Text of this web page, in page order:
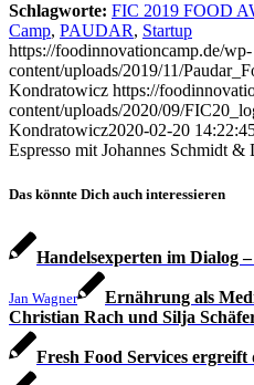
Schlagworte: FIC 2019 FOOD
Camp, PAUDAR, Startup
https://foodinnovationcamp.de/wp-
content/uploads/2019/11/
Kondratowicz https://
content/uploads/2020/09/
Kondratowicz2020-02-20
Espresso mit Johannes Schmidt
Das könnte Dich auch interessieren
Handelsexperten im Dialog
Jan Wagner
Ernährung als
Christian Rach und Silja
Fresh Food Services